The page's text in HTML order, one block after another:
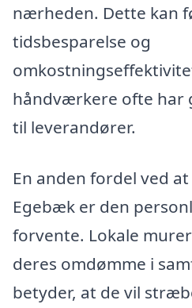
nærheden. Dette kan
tidsbesparelse og
håndværkere ofte har
til leverandører.
En anden fordel ved
Egebæk er den
forvente. Lokale
deres omdømme i
betyder, at de vil